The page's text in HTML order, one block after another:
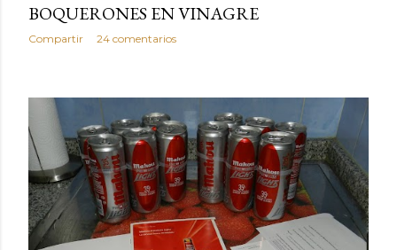
BOQUERONES EN VINAGRE
Compartir 24 comentarios